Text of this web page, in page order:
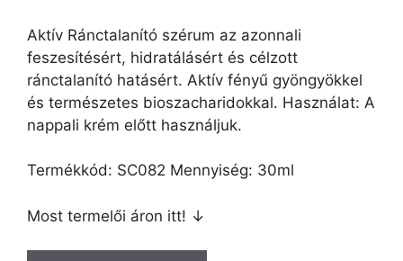
Aktív Ránctalanító szérum az azonnali
feszesítésért, hidratálásért és célzott
ránctalanító hatásért. Aktív fényű gyöngyökkel
és természetes bioszacharidokkal. Használat: A
nappali krém előtt használjuk.
Termékkód: SC082 Mennyiség: 30ml
Most termelői áron itt! ↓